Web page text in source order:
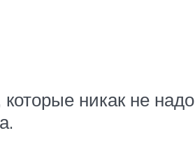
никак не надо